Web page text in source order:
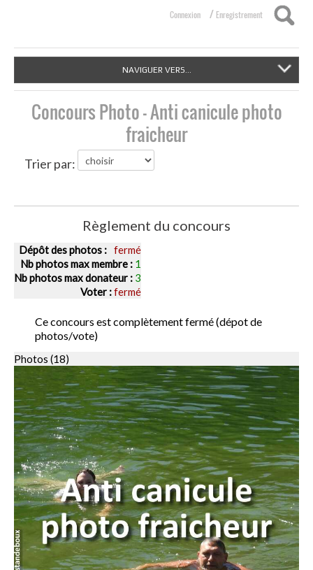
Connexion / Enregistrement
NAVIGUER VERS...
Concours Photo - Anti canicule photo
fraicheur
Trier par:
Règlement du concours
Dépôt des photos : fermé
Nb photos max membre : 1
Nb photos max donateur : 3
Voter :fermé
Ce concours est complètement fermé (dépot de
photos/vote)
Photos (18)